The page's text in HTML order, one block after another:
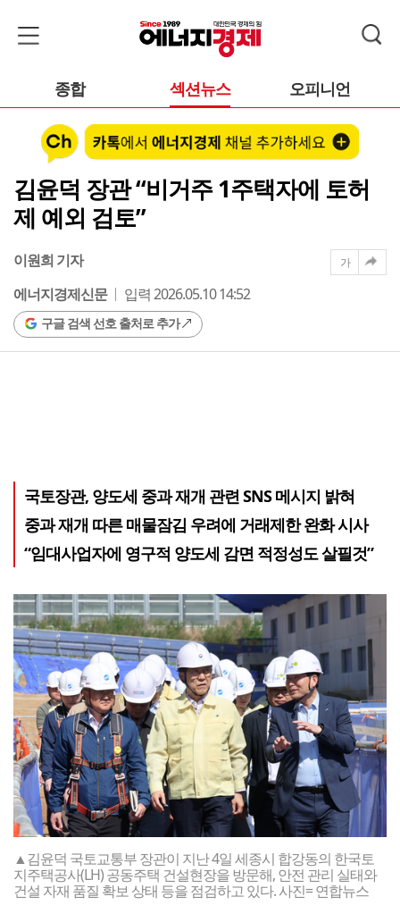
종합 섹션뉴스 오피니언
김윤덕 장관 “비거주 1주택자에 토허
제 예외 검토”
이원희 기자
에너지경제신문
입력 2026.05.10 14:52
구글 검색 선호 출처로 추가
가
국토장관, 양도세 중과 재개 관련 SNS 메시지 밝혀
중과 재개 따른 매물잠김 우려에 거래제한 완화 시사
“임대사업자에 영구적 양도세 감면 적정성도 살필것”
▲김윤덕 국토교통부 장관이 지난 4일 세종시 합강동의 한국토
지주택공사(LH) 공동주택 건설현장을 방문해, 안전 관리 실태와
건설 자재 품질 확보 상태 등을 점검하고 있다. 사진= 연합뉴스